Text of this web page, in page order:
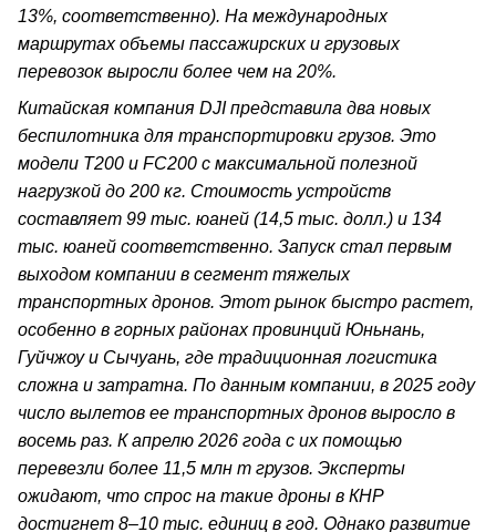
13%, соответственно). На международных
маршрутах объемы пассажирских и грузовых
перевозок выросли более чем на 20%.
Китайская компания DJI представила два новых
беспилотника для транспортировки грузов. Это
модели T200 и FC200 с максимальной полезной
нагрузкой до 200 кг. Стоимость устройств
составляет 99 тыс. юаней (14,5 тыс. долл.) и 134
тыс. юаней соответственно. Запуск стал первым
выходом компании в сегмент тяжелых
транспортных дронов. Этот рынок быстро растет,
особенно в горных районах провинций Юньнань,
Гуйчжоу и Сычуань, где традиционная логистика
сложна и затратна. По данным компании, в 2025 году
число вылетов ее транспортных дронов выросло в
восемь раз. К апрелю 2026 года с их помощью
перевезли более 11,5 млн т грузов. Эксперты
ожидают, что спрос на такие дроны в КНР
достигнет 8–10 тыс. единиц в год. Однако развитие